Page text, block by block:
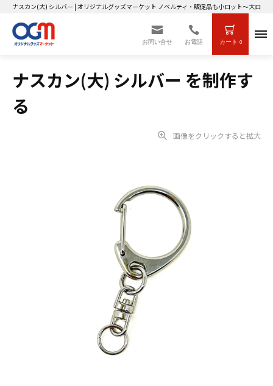
ナスカン(大) シルバー | オリジナルグッズマーケット ノベルティ・販促品も小ロット～大ロッ
お問い合せ お電話 カート 0
ナスカン(大) シルバー を制作す
る
画像をクリックすると拡大